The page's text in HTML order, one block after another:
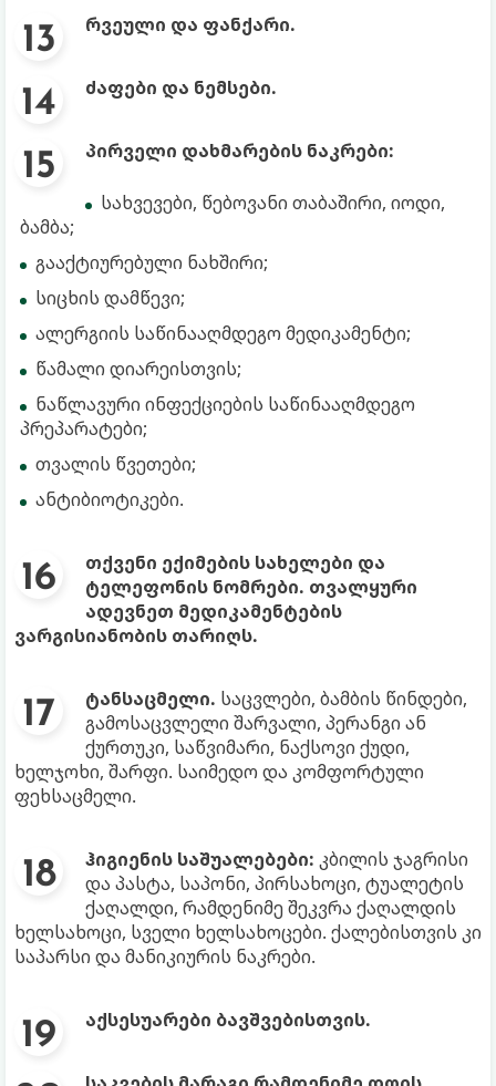
რვეული და ფანქარი.
ძაფები და ნემსები.
პირველი დახმარების ნაკრები:
სახვევები, წებოვანი თაბაშირი, იოდი,
ბამბა;
გააქტიურებული ნახშირი;
სიცხის დამწევი;
ალერგიის საწინააღმდეგო მედიკამენტი;
წამალი დიარეისთვის;
ნაწლავური ინფექციების საწინააღმდეგო
პრეპარატები;
თვალის წვეთები;
ანტიბიოტიკები.
თქვენი ექიმების სახელები და
ტელეფონის ნომრები. თვალყური
ადევნეთ მედიკამენტების
ვარგისიანობის თარიღს.
ტანსაცმელი. საცვლები, ბამბის წინდები,
გამოსაცვლელი შარვალი, პერანგი ან
ქურთუკი, საწვიმარი, ნაქსოვი ქუდი,
ხელჯოხი, შარფი. საიმედო და კომფორტული
ფეხსაცმელი.
ჰიგიენის საშუალებები: კბილის ჯაგრისი
და პასტა, საპონი, პირსახოცი, ტუალეტის
ქაღალდი, რამდენიმე შეკვრა ქაღალდის
ხელსახოცი, სველი ხელსახოცები. ქალებისთვის კი
საპარსი და მანიკიურის ნაკრები.
აქსესუარები ბავშვებისთვის.